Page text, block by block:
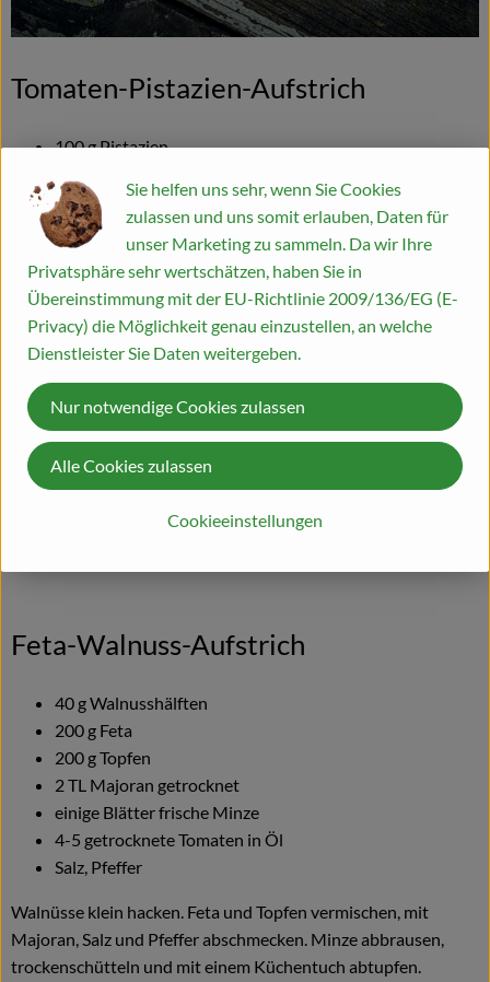
Tomaten-Pistazien-Aufstrich
100 g Pistazien
300 g Frischkäse
20 g Tomatenmark
1 Spritzer Zitronensaft
½ TL Paprika edelsüß
Pfeffer, etwas Salz (wenn keine gesalzenen Pistazien
verwendet werden)
Pistazien schälen und klein hacken. Cherrytomaten waschen
und vierteln.
Frischkäse mit Tomatenmark, Zitronensaft, Paprika, Pfeffer
und Salz
vermischen. Gehackte Pistazien und Cherrytomaten
Feta-Walnuss-Aufstrich
40 g Walnusshälften
200 g Feta
200 g Topfen
2 TL Majoran getrocknet
einige Blätter frische Minze
4-5 getrocknete Tomaten in Öl
Salz, Pfeffer
Walnüsse klein hacken. Feta und Topfen vermischen, mit
Majoran, Salz und Pfeffer abschmecken. Minze abbrausen,
trockenschütteln und mit einem Küchentuch abtupfen.
Sie helfen uns sehr, wenn Sie Cookies
zulassen und uns somit erlauben, Daten für
unser Marketing zu sammeln. Da wir Ihre
Privatsphäre sehr wertschätzen, haben Sie in
Übereinstimmung mit der EU-Richtlinie 2009/136/EG (E-
Privacy) die Möglichkeit genau einzustellen, an welche
Dienstleister Sie Daten weitergeben.
Cookieeinstellungen
Nur notwendige Cookies zulassen
Alle Cookies zulassen